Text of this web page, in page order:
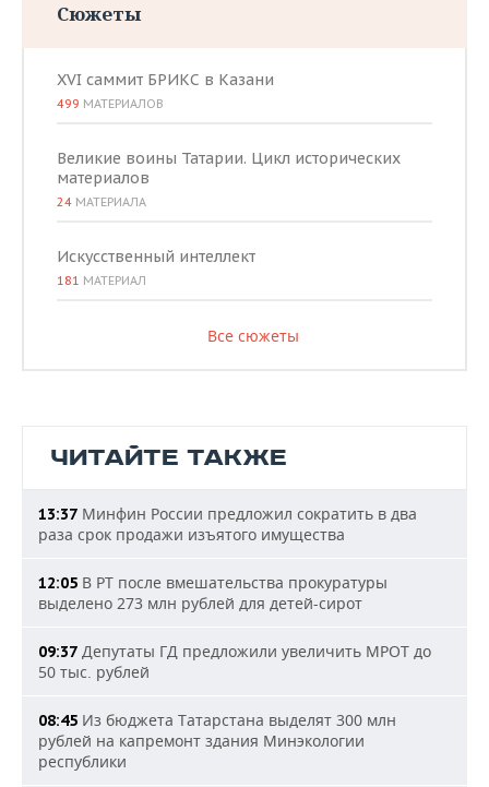
Сюжеты
XVI саммит БРИКС в Казани
499 МАТЕРИАЛОВ
Великие воины Татарии. Цикл исторических
материалов
24 МАТЕРИАЛА
Искусственный интеллект
181 МАТЕРИАЛ
Все сюжеты
ЧИТАЙТЕ ТАКЖЕ
13:37 Минфин России предложил сократить в два
раза срок продажи изъятого имущества
12:05 В РТ после вмешательства прокуратуры
выделено 273 млн рублей для детей-сирот
09:37 Депутаты ГД предложили увеличить МРОТ до
50 тыс. рублей
08:45 Из бюджета Татарстана выделят 300 млн
рублей на капремонт здания Минэкологии
республики